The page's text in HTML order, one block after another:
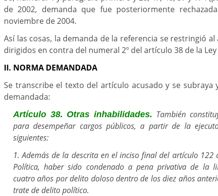
de 2002, demanda que fue posteriormente
noviembre de 2004.
Así las cosas, la demanda de la referencia se restringió
dirigidos en contra del numeral 2º del artículo 38 de la
II. NORMA DEMANDADA
Se transcribe el texto del artículo acusado y se subraya
demandada:
Artículo 38. Otras inhabilidades. También
para desempeñar cargos públicos, a partir de la
siguientes:
1. Además de la descrita en el inciso final del artículo 122
Política, haber sido condenado a pena privativa de la
cuatro años por delito doloso dentro de los diez años
trate de delito político.